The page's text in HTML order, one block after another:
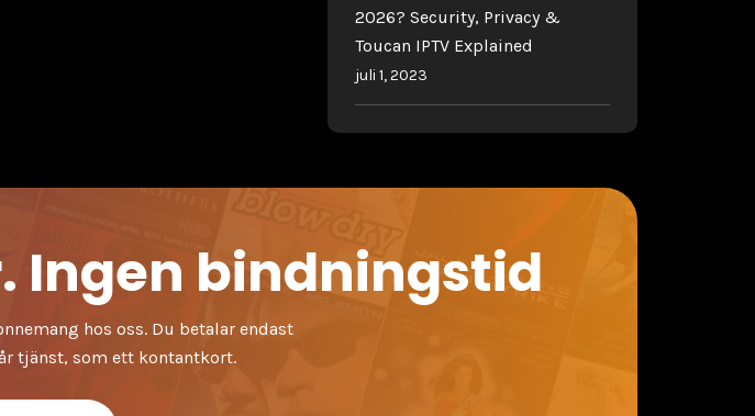
2026? Security, Privacy &
Toucan IPTV Explained
juli 1, 2023
Ingen bindningstid
hos oss. Du betalar endast
tjänst, som ett kontantkort.